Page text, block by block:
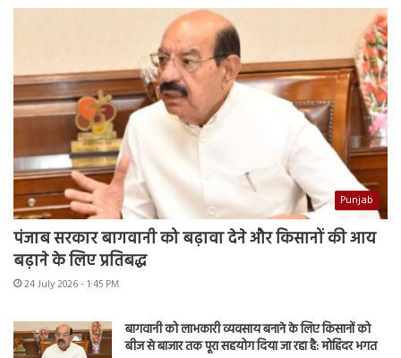
Punjab
पंजाब सरकार बागवानी को बढ़ावा देने और किसानों की आय
बढ़ाने के लिए प्रतिबद्ध
24 July 2026 - 1:45 PM
बागवानी को लाभकारी व्यवसाय बनाने के लिए किसानों को
बीज से बाजार तक पूरा सहयोग दिया जा रहा है: मोहिंदर भगत